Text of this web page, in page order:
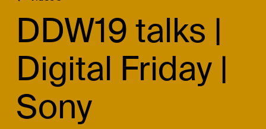
DDW19 talks |
Digital Friday |
Sony